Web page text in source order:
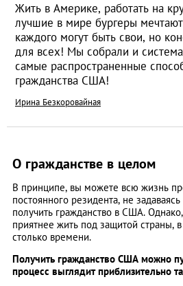
Жить в Америке, работать на
лучшие в мире бургеры
каждого могут быть свои, но
для всех! Мы собрали и
самые распространенные
гражданства США!
Ирина Безкоровайная
О гражданстве в целом
В принципе, вы можете всю жизнь
постоянного резидента, не
получить гражданство в США.
приятнее жить под защитой страны,
столько времени.
Получить гражданство США можно
процесс выглядит приблизительно